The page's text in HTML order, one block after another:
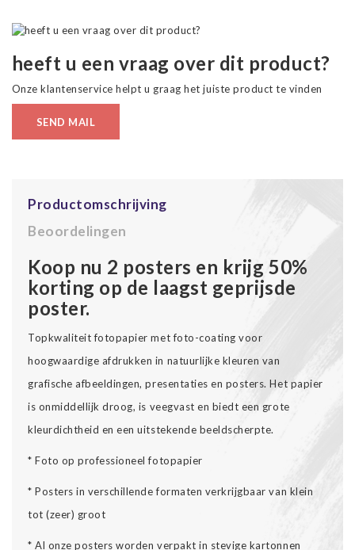
heeft u een vraag over dit product?
Onze klantenservice helpt u graag het juiste product te vinden
SEND MAIL
Productomschrijving
Beoordelingen
Koop nu 2 posters en krijg 50%
korting op de laagst geprijsde
poster.
Topkwaliteit fotopapier met foto-coating voor
hoogwaardige afdrukken in natuurlijke kleuren van
grafische afbeeldingen, presentaties en posters. Het papier
is onmiddellijk droog, is veegvast en biedt een grote
kleurdichtheid en een uitstekende beeldscherpte.
* Foto op professioneel fotopapier
* Posters in verschillende formaten verkrijgbaar van klein
tot (zeer) groot
* Al onze posters worden verpakt in stevige kartonnen